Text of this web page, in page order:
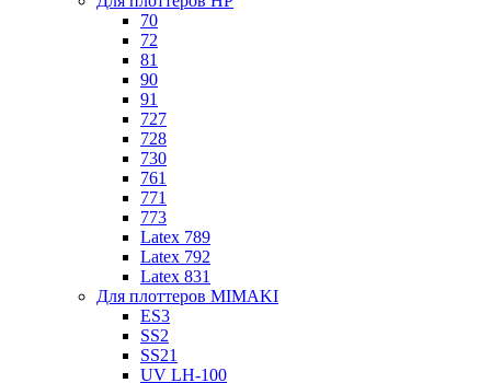
70
72
81
90
91
727
728
730
761
771
773
Latex 789
Latex 792
Latex 831
Для плоттеров MIMAKI
ES3
SS2
SS21
UV LH-100